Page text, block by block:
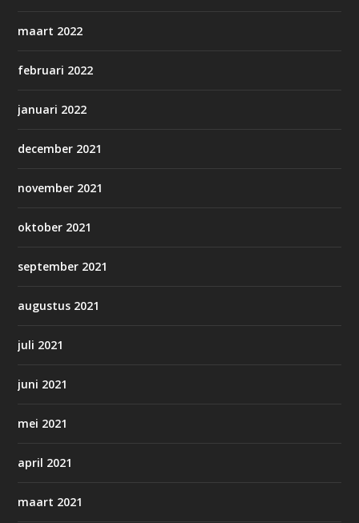
maart 2022
februari 2022
januari 2022
december 2021
november 2021
oktober 2021
september 2021
augustus 2021
juli 2021
juni 2021
mei 2021
april 2021
maart 2021